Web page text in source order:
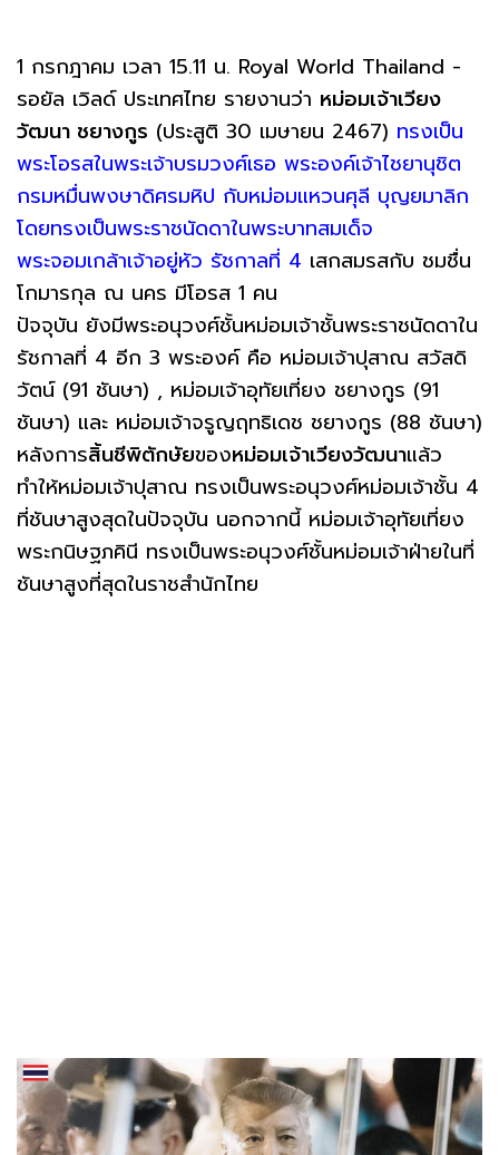
1 กรกฎาคม เวลา 15.11 น. Royal World Thailand -
รอยัล เวิลด์ ประเทศไทย รายงานว่า หม่อมเจ้า​เวียง​
วัฒนา​ ชยางกูร (ประสูติ​ 30 เมษายน​ 2467) ทรงเป็น
พระโอรสในพระเจ้าบรมวงศ์เธอ พระองค์เจ้าไชยานุชิต
กรมหมื่นพงษาดิศรมหิป กับหม่อมแหวนศุลี บุญยมาลิก
โดยทรงเป็นพระราชนัดดาในพระบาทสมเด็จ
พระจอมเกล้าเจ้าอยู่หัว รัชกาลที่ 4 เสกสมรสกับ ชมชื่น
โกมารกุล ณ นคร มีโอรส 1 คน
ปัจจุบัน ยังมีพระอนุวงศ์ชั้นหม่อมเจ้าชั้นพระราชนัดดาใน
รัชกาลที่ 4 อีก 3 พระองค์ คือ หม่อมเจ้าปุสาณ สวัสดิ
วัตน์ (91 ชันษา) , หม่อมเจ้าอุทัยเที่ยง ชยางกูร (91
ชันษา) และ หม่อมเจ้าจรูญฤทธิเดช ชยางกูร (88 ชันษา)
หลังการสิ้นชีพิตักษัยของหม่อมเจ้าเวียงวัฒนาแล้ว
ทำให้หม่อมเจ้าปุสาณ ทรงเป็นพระอนุวงศ์หม่อมเจ้าชั้น 4
ที่ชันษาสูงสุดในปัจจุบั​น นอกจากนี้ หม่อมเจ้าอุทัย​เที่ยง​
พระกนิษฐภคินี ทรงเป็นพระอนุวงศ์​ชั้นหม่อมเจ้า​ฝ่ายในที่
ชันษา​สูง​ที่สุด​ใน​ราชสำนักไทย